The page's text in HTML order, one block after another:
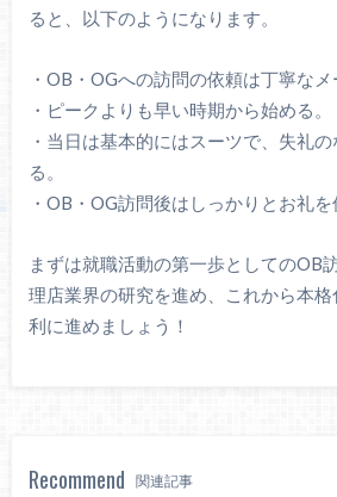
ると、以下のようになります。
・OB・OGへの訪問の依頼は丁寧なメ
・ピークよりも早い時期から始める。
・当日は基本的にはスーツで、失礼
る。
・OB・OG訪問後はしっかりとお礼を
まずは就職活動の第一歩としてのOB
理店業界の研究を進め、これから本
利に進めましょう！
Recommend 関連記事